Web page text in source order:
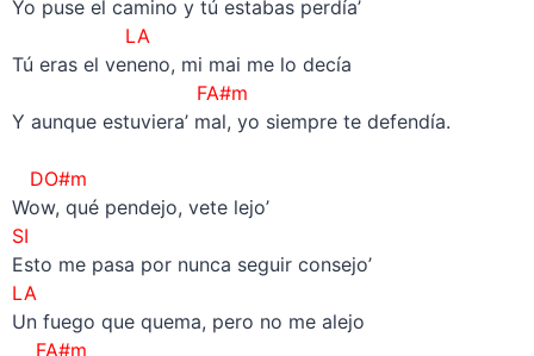
Yo puse el camino y tú estabas perdía’
LA
Tú eras el veneno, mi mai me lo decía
FA#m
Y aunque estuviera’ mal, yo siempre te defendía.
DO#m
Wow, qué pendejo, vete lejo’
SI
Esto me pasa por nunca seguir consejo’
LA
Un fuego que quema, pero no me alejo
FA#m